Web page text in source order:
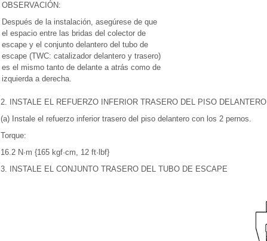
OBSERVACIÓN:
Después de la instalación, asegúrese de que
el espacio entre las bridas del colector de
escape y el conjunto delantero del tubo de
escape (TWC: catalizador delantero y trasero)
es el mismo tanto de delante a atrás como de
izquierda a derecha.
2. INSTALE EL REFUERZO INFERIOR TRASERO DEL PISO DELANTERO
(a) Instale el refuerzo inferior trasero del piso delantero con los 2 pernos.
Torque:
16.2 N·m {165 kgf·cm, 12 ft·lbf}
3. INSTALE EL CONJUNTO TRASERO DEL TUBO DE ESCAPE